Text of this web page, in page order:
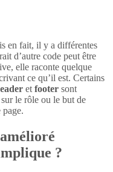
en fait, il y a différentes
d’autre code peut être
elle raconte quelque
ce qu’il est. Certains
et footer sont
le rôle ou le but de
page.
?